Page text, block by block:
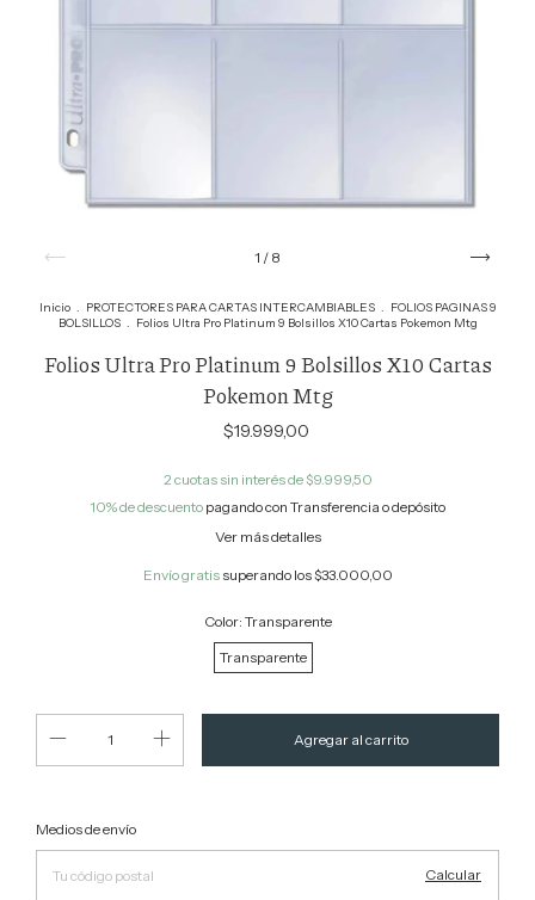
1 / 8
Inicio PROTECTORES PARA CARTAS INTERCAMBIABLES
FOLIOS PAGINAS 9
BOLSILLOS
Folios Ultra Pro Platinum 9 Bolsillos X10 Cartas Pokemon Mtg
Folios Ultra Pro Platinum 9 Bolsillos X10 Cartas
Pokemon Mtg
$19.999,00
2 cuotas sin interés de $9.999,50
10% de descuento pagando con Transferencia o depósito
Ver más detalles
Envío gratis superando los$33.000,00
Color: Transparente
Transparente
Entregas para el CP:
Medios de envío
Calcular